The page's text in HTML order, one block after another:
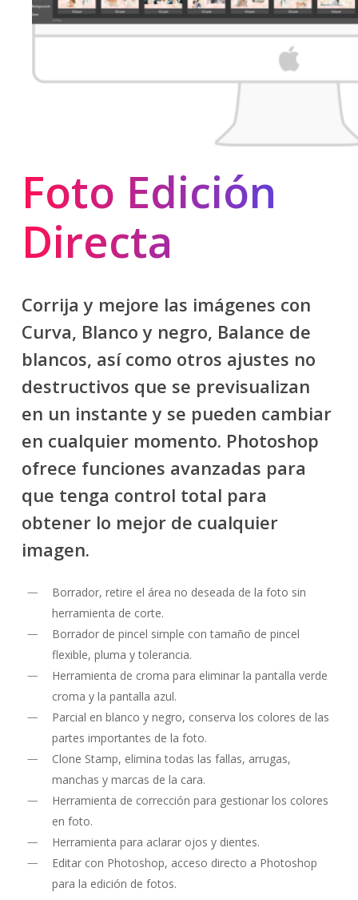
Foto Edición
Directa
Corrija y mejore las imágenes con
Curva, Blanco y negro, Balance de
blancos, así como otros ajustes no
destructivos que se previsualizan
en un instante y se pueden cambiar
en cualquier momento. Photoshop
ofrece funciones avanzadas para
que tenga control total para
obtener lo mejor de cualquier
imagen.
Borrador, retire el área no deseada de la foto sin
herramienta de corte.
Borrador de pincel simple con tamaño de pincel
flexible, pluma y tolerancia.
Herramienta de croma para eliminar la pantalla verde
croma y la pantalla azul.
Parcial en blanco y negro, conserva los colores de las
partes importantes de la foto.
Clone Stamp, elimina todas las fallas, arrugas,
manchas y marcas de la cara.
Herramienta de corrección para gestionar los colores
en foto.
Herramienta para aclarar ojos y dientes.
Editar con Photoshop, acceso directo a Photoshop
para la edición de fotos.